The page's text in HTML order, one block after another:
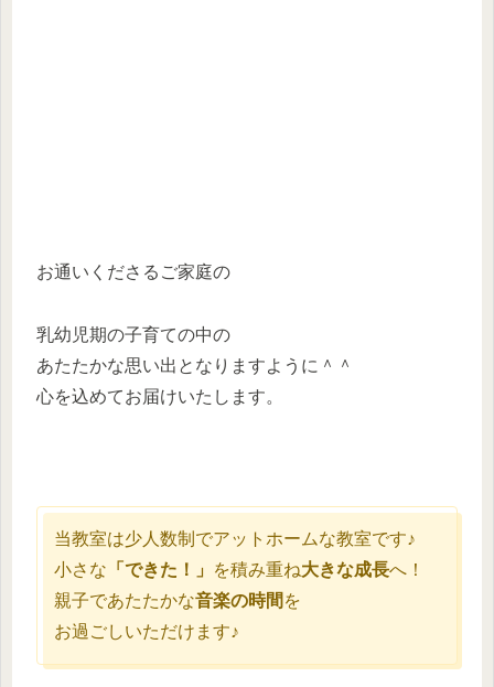
お通いくださるご家庭の
乳幼児期の子育ての中の
あたたかな思い出となりますように＾＾
心を込めてお届けいたします。
当教室は少人数制でアットホームな教室です♪
小さな 「できた！」 を積み重ね大きな成長へ！
親子であたたかな音楽の時間 を
お過ごしいただけます♪